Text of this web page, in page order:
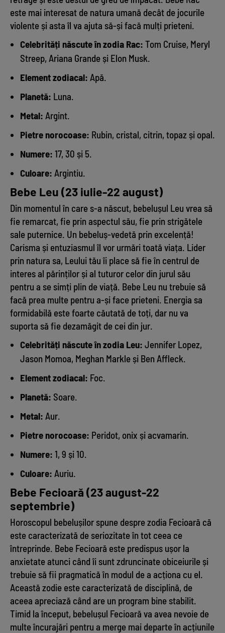
este mai interesat de natura umană decât de jocurile
violente și asta îl va ajuta să-și facă mulți prieteni.
Celebrități născute în zodia Rac: Tom Cruise, Meryl
Streep, Ariana Grande și Elon Musk.
Element zodiacal: Apă.
Planetă: Luna.
Metal: Argint.
Pietre norocoase: Rubin, cristal, citrin, topaz și opal.
Numere: 17, 30 și 5.
Culoare: Argintiu.
Bebe Leu (23 iulie-22 august)
Din momentul în care s-a născut, bebelușul Leu vrea să
fie remarcat, fie prin aspectul său, fie prin strigătele
sale puternice. Un bebeluș-vedetă prin excelență!
Carisma și entuziasmul îl vor urmări toată viața. Lider
prin natura sa, Leului tău îi place să fie în centrul de
interes al părinților și al tuturor celor din jurul său
pentru a se simți plin de viață. Bebe Leu nu trebuie să
facă prea multe pentru a-și face prieteni. Energia sa
formidabilă este foarte căutată de toți, dar nu va
suporta să fie dezamăgit de cei din jur.
Celebrități născute în zodia Leu: Jennifer Lopez,
Jason Momoa, Meghan Markle și Ben Affleck.
Element zodiacal: Foc.
Planetă: Soare.
Metal: Aur.
Pietre norocoase: Peridot, onix și acvamarin.
Numere: 1, 9 și 10.
Culoare: Auriu.
Bebe Fecioară (23 august-22
septembrie)
Horoscopul bebelușilor spune despre zodia Fecioară că
este caracterizată de seriozitate în tot ceea ce
întreprinde. Bebe Fecioară este predispus ușor la
anxietate atunci când îi sunt zdruncinate obiceiurile și
trebuie să fii pragmatică în modul de a acționa cu el.
Această zodie este caracterizată de disciplină, de
aceea apreciază când are un program bine stabilit.
Timid la început, bebelușul Fecioară va avea nevoie de
multe încurajări pentru a merge mai departe în acțiunile